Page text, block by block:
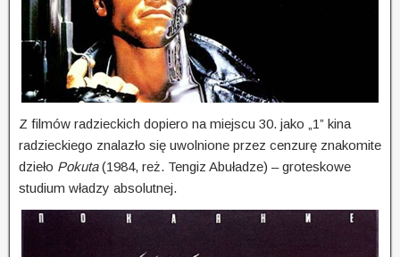
Z filmów radzieckich dopiero na miejscu 30. jako „1” kina
radzieckiego znalazło się uwolnione przez cenzurę znakomite
dzieło Pokuta(1984, reż. Tengiz Abuładze) – groteskowe
studium władzy absolutnej.